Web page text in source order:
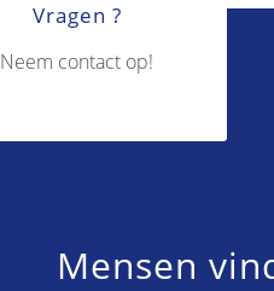
Vragen ?
Neem contact op!
Mensen